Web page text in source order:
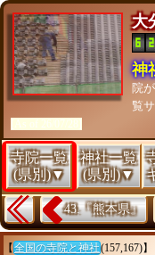
大
神
院
覧
[As of 26/07/28]
寺院一覧
(県別)▼
神社一覧
(県別)▼
43.『熊本県』
【 全国の寺院と神社(157,167)】